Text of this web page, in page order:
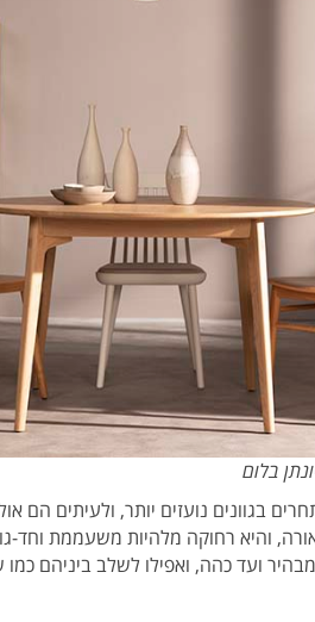
בלום
בגוונים נועזים יותר, ולעיתים הם
והיא רחוקה מלהיות משעממת וחד-
ועד כהה, ואפילו לשלב ביניהם כמו